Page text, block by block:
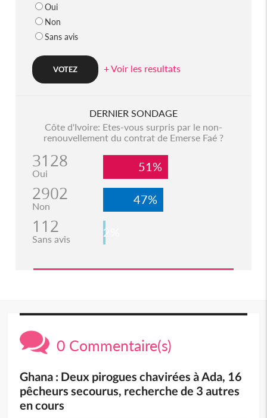
Oui
Non
Sans avis
+ Voir les resultats
DERNIER SONDAGE
Côte d'Ivoire: Etes-vous surpris par le non-
renouvellement du contrat de Emerse Faé ?
3128
Oui 51%
2902
Non 47%
112
Sans avis 2%
0 Commentaire(s)
Ghana : Deux pirogues chavirées à Ada, 16
pêcheurs secourus, recherche de 3 autres
en cours